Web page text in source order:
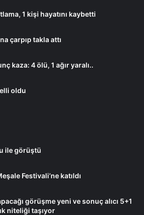
1 kişi hayatını kaybetti
çarpıp takla attı
kaza: 4 ölü, 1 ağır yaralı..
oldu
ile görüştü
Festivali’ne katıldı
görüşme yeni ve sonuç alıcı 5+1
niteliği taşıyor